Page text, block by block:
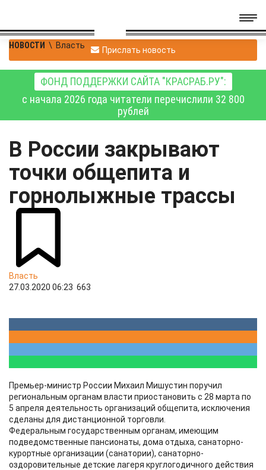
НОВОСТИ \ Власть Прислать новость
ФОНД ПОДДЕРЖКИ САЙТА "КРАСРАБ.РУ":
с начала 2026 года читатели перечислили 32 800
рублей
В России закрывают
точки общепита и
горнолыжные трассы
Власть
27.03.2020 06:23 663
Премьер-министр России Михаил Мишустин поручил
региональным органам власти приостановить с 28 марта по
5 апреля деятельность организаций общепита, исключения
сделаны для дистанционной торговли.
Федеральным государственным органам, имеющим
подведомственные пансионаты, дома отдыха, санаторно-
курортные организации (санатории), санаторно-
оздоровительные детские лагеря круглогодичного действия